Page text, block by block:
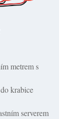
metrem s
krabice
serverem